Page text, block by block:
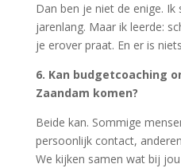
Dan ben je niet de enige.
jarenlang. Maar ik leerde:
je erover praat. En er is
6. Kan budgetcoaching
Zaandam komen?
Beide kan. Sommige
persoonlijk contact,
We kijken samen wat bij